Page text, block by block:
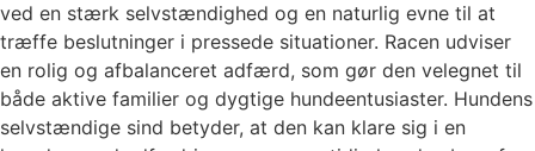
ved en stærk selvstændighed og en naturlig evne til at
træffe beslutninger i pressede situationer. Racen udviser
en rolig og afbalanceret adfærd, som gør den velegnet til
både aktive familier og dygtige hundeentusiaster. Hundens
selvstændige sind betyder, at den kan klare sig i en